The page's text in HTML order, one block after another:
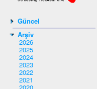
Güncel
Arşiv
2026
2025
2024
2023
2022
2021